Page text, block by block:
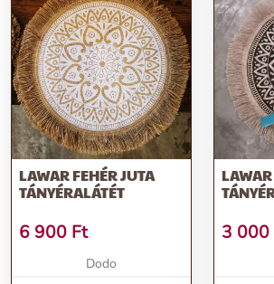
LAWAR FEHÉR JUTA
TÁNYÉRALÁTÉT
6 900 Ft
Dodo
3 000